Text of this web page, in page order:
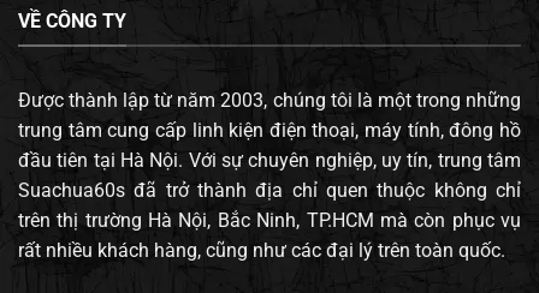
VỀ CÔNG TY
Được thành lập từ năm 2003, chúng tôi là một trong những
trung tâm cung cấp linh kiện điện thoại, máy tính, đông hồ
đầu tiên tại Hà Nội. Với sự chuyên nghiệp, uy tín, trung tâm
Suachua60s đã trở thành địa chỉ quen thuộc không chỉ
trên thị trường Hà Nội, Bắc Ninh, TP.HCM mà còn phục vụ
rất nhiều khách hàng, cũng như các đại lý trên toàn quốc.